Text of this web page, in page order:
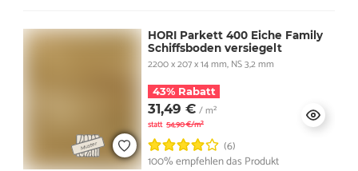
HORI Parkett 400 Eiche Family
Schiffsboden versiegelt
2200 x 207 x 14 mm, NS 3,2 mm
43% Rabatt
31,49 € / m²
statt 54,90 €/m²
(6)
100% empfehlen das Produkt